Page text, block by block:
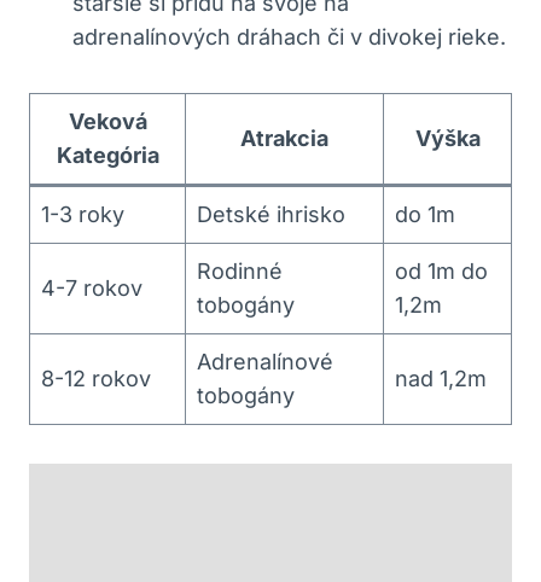
adrenalínových dráhach či v divokej rieke.
Veková
Kategória
Atrakcia Výška
1-3 roky Detské ihrisko do 1m
4-7 rokov
Rodinné
tobogány
od 1m do
1,2m
8-12 rokov
Adrenalínové
tobogány
nad 1,2m